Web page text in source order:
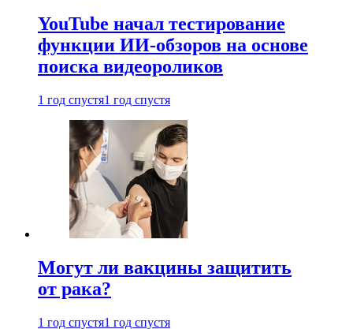
YouTube начал тестирование
функции ИИ-обзоров на основе
поиска видеороликов
1 год спустя1 год спустя
Могут ли вакцины защитить
от рака?
1 год спустя1 год спустя